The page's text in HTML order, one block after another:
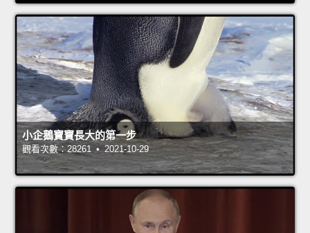
小企鵝寶寶長大的第一步
觀看次數：28261 • 2021-10-29